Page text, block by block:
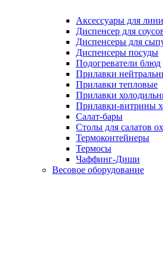
Аксессуары для
Диспенсер для
Диспенсеры для
Диспенсеры посуды
Подогреватели блюд
Прилавки
Прилавки тепловые
Прилавки
Прилавки-витрины
Салат-бары
Столы для салатов
Термоконтейнеры
Термосы
Чаффинг-Диши
Весовое оборудование